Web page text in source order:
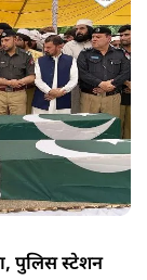
पुलिस स्टेशन